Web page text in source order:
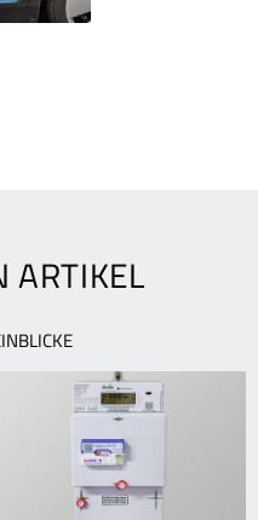
ARTIKEL